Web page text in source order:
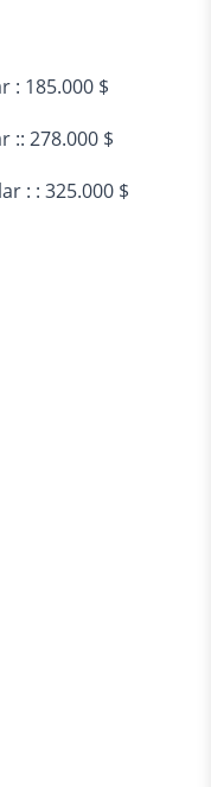
: 185.000 $
:: 278.000 $
: : 325.000 $